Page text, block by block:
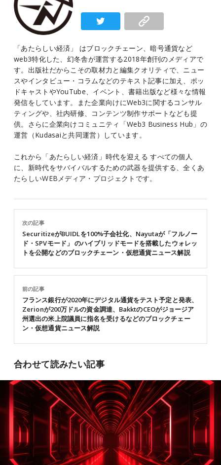
「あたらしい経済」 はブロックチェーン、暗号通貨など
web3特化した、幻冬舎が運営する2018年創刊のメディアで
す。出版社だからこその取材力と編集クオリティで、ニュー
スやインタビュー・コラムなどのテキスト記事に加え、ポッ
ドキャストやYouTube、イベント、書籍出版など様々な情報
発信をしています。また企業向けにWeb3に関するコンサル
ティングや、社内研修、コンテンツ制作サポートなども提
供。さらに企業向けコミュニティ「Web3 Business Hub」の
運営（Kudasaiと共同運営）しています。
これから「あたらしい経済」時代を迎える すべての個人
に、新時代をサバイバルするための武器を提供する、全くあ
たらしいWEBメディア・プロジェクトです。
前の記事
フランス銀行が2020年にデジタル通貨をテスト予定と発表、
Zerionが200万ドルの資金調達、BakktのCEOがジョージア
州選出の米上院議員に指名を受けるなどのブロックチェー
ン・仮想通貨ニュース解説
次の記事
SecuritizeがBUIDLを100%子会社化、Nayutaが「フルノー
ド・SPVモード」 のハイブリッドモードを搭載したウォレッ
トを公開などのブロックチェーン・仮想通貨ニュース解説
合わせて読みたい記事